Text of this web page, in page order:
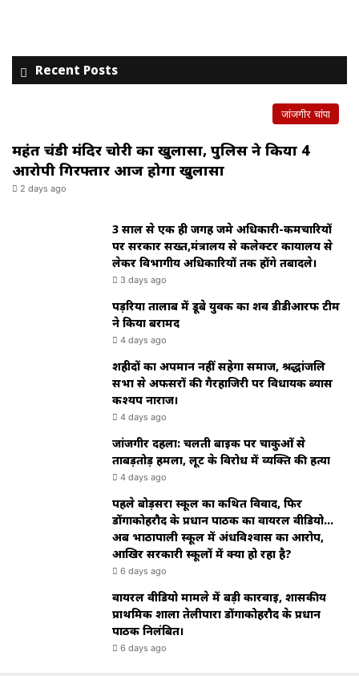
Recent Posts
जांजगीर चांपा
महंत चंडी मंदिर चोरी का खुलासा, पुलिस ने किया 4
आरोपी गिरफ्तार आज होगा खुलासा
2 days ago
3 साल से एक ही जगह जमे अधिकारी-कर्मचारियों
पर सरकार सख्त,मंत्रालय से कलेक्टर कार्यालय से
लेकर विभागीय अधिकारियों तक होंगे तबादले।
3 days ago
पड़रिया तालाब में डूबे युवक का शव डीडीआरफ टीम
ने किया बरामद
4 days ago
शहीदों का अपमान नहीं सहेगा समाज, श्रद्धांजलि
सभा से अफसरों की गैरहाजिरी पर विधायक ब्यास
कश्यप नाराज।
4 days ago
जांजगीर दहला: चलती बाइक पर चाकुओं से
ताबड़तोड़ हमला, लूट के विरोध में व्यक्ति की हत्या
4 days ago
पहले बोड़सरा स्कूल का कथित विवाद, फिर
डोंगाकोहरौद के प्रधान पाठक का वायरल वीडियो…
अब भाठापाली स्कूल में अंधविश्वास का आरोप,
आखिर सरकारी स्कूलों में क्या हो रहा है?
6 days ago
वायरल वीडियो मामले में बड़ी कार्रवाई, शासकीय
प्राथमिक शाला तेलीपारा डोंगाकोहरौद के प्रधान
पाठक निलंबित।
6 days ago